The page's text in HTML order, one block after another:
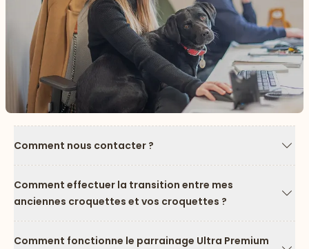
Comment nous contacter ?
Comment effectuer la transition entre mes
anciennes croquettes et vos croquettes ?
Comment fonctionne le parrainage Ultra Premium